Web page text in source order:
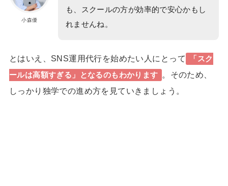
小森優
も、スクールの方が効率的で安心かもし
れませんね。
とはいえ、SNS運用代行を始めたい人にとって
「スク
ールは高額すぎる」となるのもわかります
。そのため、
しっかり独学での進め方を見ていきましょう。